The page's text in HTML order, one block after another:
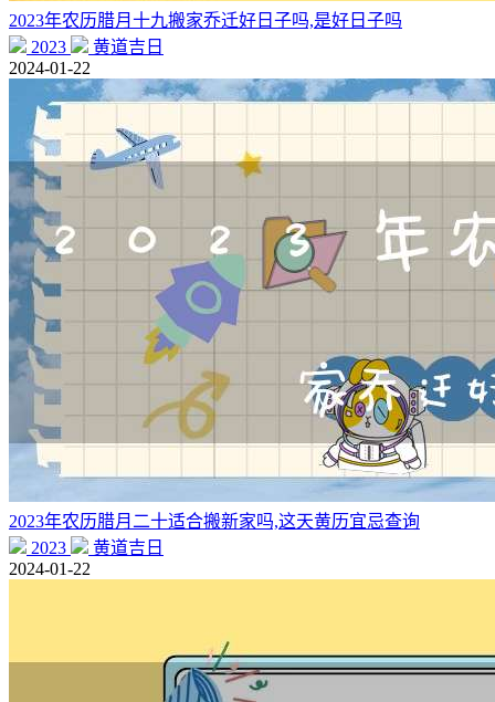
2023年农历腊月十九搬家乔迁好日子吗,是好日子吗
2023
黄道吉日
2024-01-22
2023年农历腊月二十适合搬新家吗,这天黄历宜忌查询
2023
黄道吉日
2024-01-22